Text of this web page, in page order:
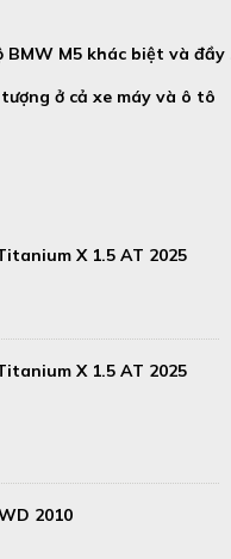
M5 khác biệt và đầy
ở cả xe máy và ô tô
X 1.5 AT 2025
X 1.5 AT 2025
2010